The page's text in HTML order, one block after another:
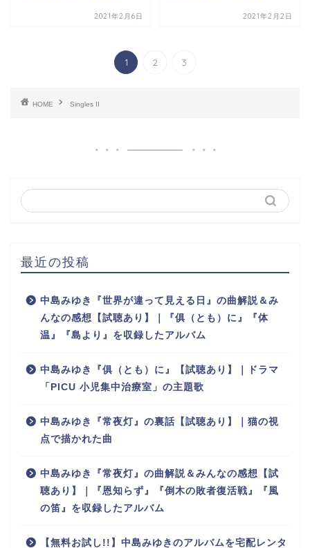
2021年2月6日 2021年2月2日
1 2 3
HOME Singles II
最近の投稿
中島みゆき『世界が違って見える日』の曲解説＆み
んなの感想【試聴あり】｜『俱（とも）に』『体
温』『島より』を収録したアルバム
中島みゆき『俱（とも）に』【試聴あり】｜ドラマ
「PICU 小児集中治療室」の主題歌
中島みゆき『常夜灯』の裏話【試聴あり】｜猫の視
点で描かれた曲
中島みゆき『常夜灯』の曲解説＆みんなの感想【試
聴あり】｜『恩知らず』『倒木の敗者復活戦』『風
の笛』を収録したアルバム
【無料お試し!!】中島みゆきのアルバムを宅配レンタ